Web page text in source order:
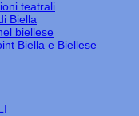
teatrali
Biella
biellese
Biella e Biellese